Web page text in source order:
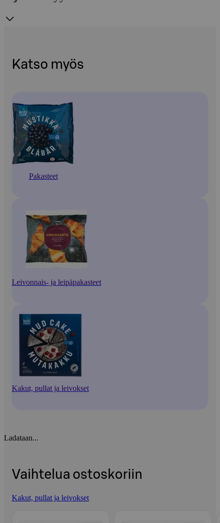
Katso myös
Pakasteet
Leivonnais- ja leipäpakasteet
Kakut, pullat ja leivokset
Ladataan...
Vaihtelua ostoskoriin
Kakut, pullat ja leivokset